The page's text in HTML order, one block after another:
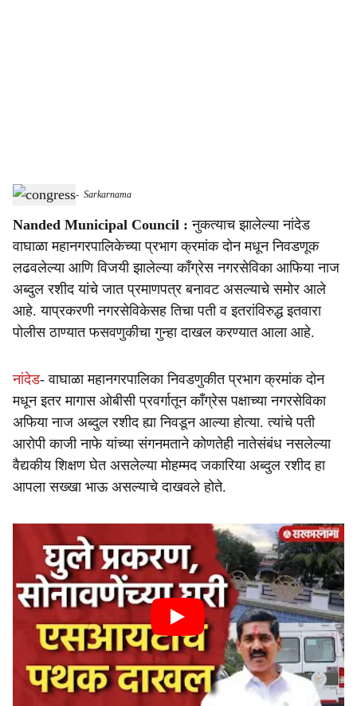
a
r
e
Congress News- Sarkarnama
Nanded Municipal Council : नुकत्याच झालेल्या नांदेड
वाघाळा महानगरपालिकेच्या प्रभाग क्रमांक दोन मधून निवडणूक
लढवलेल्या आणि विजयी झालेल्या काँग्रेस नगरसेविका आफिया नाज
अब्दुल रशीद यांचे जात प्रमाणपत्र बनावट असल्याचे समोर आले
आहे. याप्रकरणी नगरसेविकेसह तिचा पती व इतरांविरुद्ध इतवारा
पोलीस ठाण्यात फसवणुकीचा गुन्हा दाखल करण्यात आला आहे.
नांदेड- वाघाळा महानगरपालिका निवडणुकीत प्रभाग क्रमांक दोन
मधून इतर मागास ओबीसी प्रवर्गातून काँग्रेस पक्षाच्या नगरसेविका
अफिया नाज अब्दुल रशीद ह्या निवडून आल्या होत्या. त्यांचे पती
आरोपी काजी नाफे यांच्या संगनमताने कोणतेही नातेसंबंध नसलेल्या
वैद्यकीय शिक्षण घेत असलेल्या मोहम्मद जकारिया अब्दुल रशीद हा
आपला सख्खा भाऊ असल्याचे दाखवले होते.